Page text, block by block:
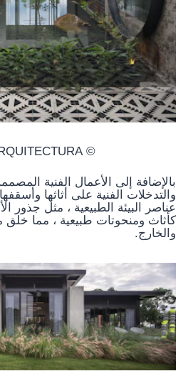
© LC ARQUITECTURA
بالإضافة إلى الأعمال الفنية
والتدخلات الفنية على أثاثها
عناصر البيئة الطبيعية ، مثل جذور
كأثاث ومنحوتات طبيعية ، مما خلق
والخارج.